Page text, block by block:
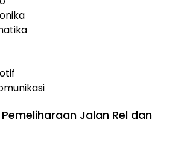
Jalan Rel dan